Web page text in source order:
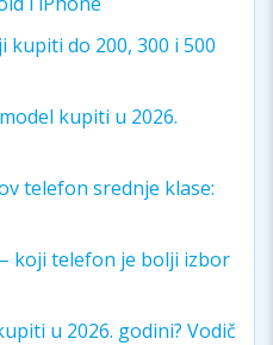
do 200, 300 i 500
kupiti u 2026.
telefon srednje klase:
koji telefon je bolji izbor
u 2026. godini? Vodič